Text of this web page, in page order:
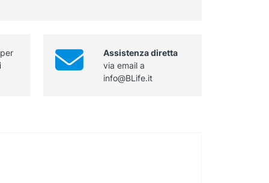
Assistenza diretta
via email a
info@BLife.it